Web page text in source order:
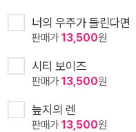
너의 우주가 들린다면
판매가13,500원
시티 보이즈
판매가13,500원
늪지의 렌
판매가13,500원